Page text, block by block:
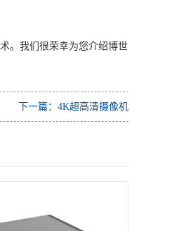
。我们很荣幸为您介绍博世
下一篇：4K超高清摄像机